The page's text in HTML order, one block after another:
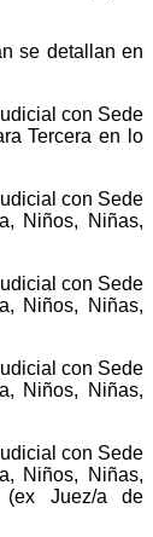
se detallan en
con Sede
Tercera en lo
con Sede
Niños, Niñas,
con Sede
Niños, Niñas,
con Sede
Niños, Niñas,
con Sede
Niños, Niñas,
(ex Juez/a de